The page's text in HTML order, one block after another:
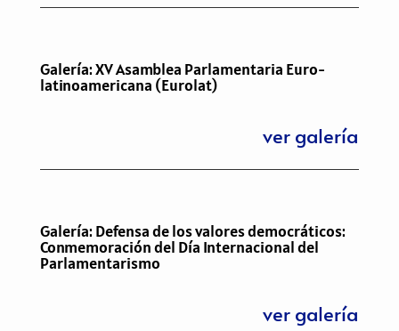
Galería: XV Asamblea Parlamentaria Euro-
latinoamericana (Eurolat)
ver galería
Galería: Defensa de los valores democráticos:
Conmemoración del Día Internacional del
Parlamentarismo
ver galería